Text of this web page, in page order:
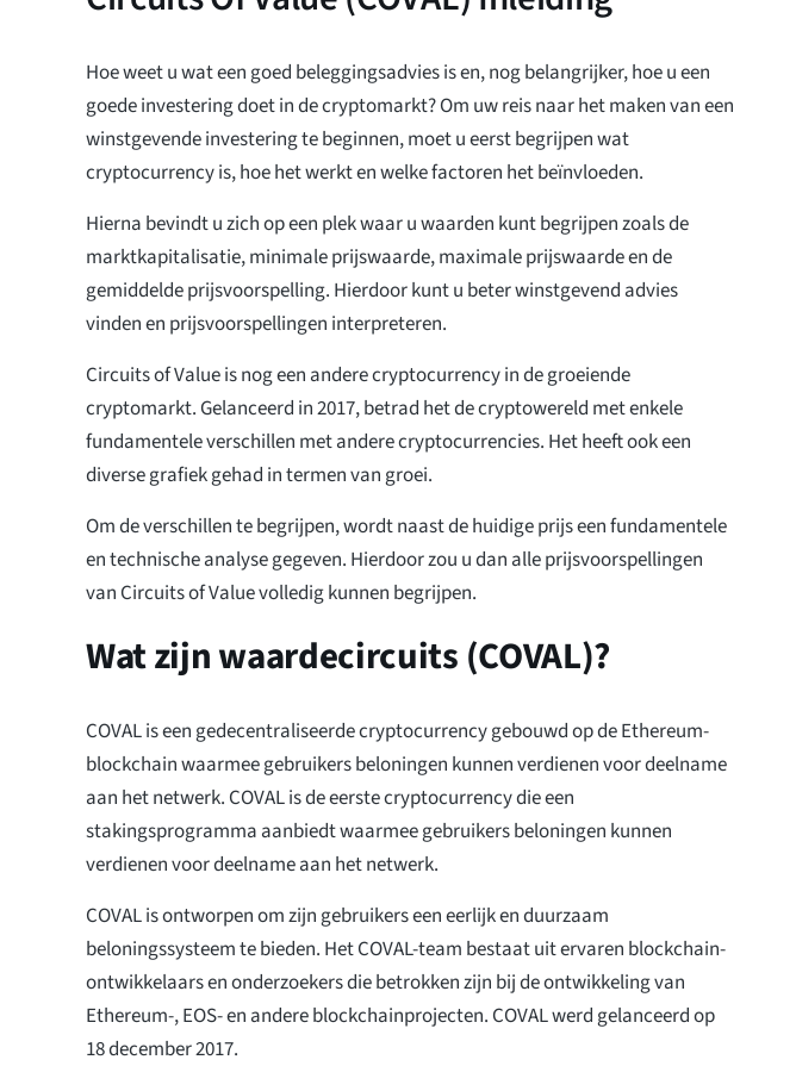
Hoe weet u wat een goed beleggingsadvies is en, nog belangrijker, hoe u een
goede investering doet in de cryptomarkt? Om uw reis naar het maken van een
winstgevende investering te beginnen, moet u eerst begrijpen wat
cryptocurrency is, hoe het werkt en welke factoren het beïnvloeden.
Hierna bevindt u zich op een plek waar u waarden kunt begrijpen zoals de
marktkapitalisatie, minimale prijswaarde, maximale prijswaarde en de
gemiddelde prijsvoorspelling. Hierdoor kunt u beter winstgevend advies
vinden en prijsvoorspellingen interpreteren.
Circuits of Value is nog een andere cryptocurrency in de groeiende
cryptomarkt. Gelanceerd in 2017, betrad het de cryptowereld met enkele
fundamentele verschillen met andere cryptocurrencies. Het heeft ook een
diverse grafiek gehad in termen van groei.
Om de verschillen te begrijpen, wordt naast de huidige prijs een fundamentele
en technische analyse gegeven. Hierdoor zou u dan alle prijsvoorspellingen
van Circuits of Value volledig kunnen begrijpen.
Wat zijn waardecircuits (COVAL)?
COVAL is een gedecentraliseerde cryptocurrency gebouwd op de Ethereum-
blockchain waarmee gebruikers beloningen kunnen verdienen voor deelname
aan het netwerk. COVAL is de eerste cryptocurrency die een
stakingsprogramma aanbiedt waarmee gebruikers beloningen kunnen
verdienen voor deelname aan het netwerk.
COVAL is ontworpen om zijn gebruikers een eerlijk en duurzaam
beloningssysteem te bieden. Het COVAL-team bestaat uit ervaren blockchain-
ontwikkelaars en onderzoekers die betrokken zijn bij de ontwikkeling van
Ethereum-, EOS- en andere blockchainprojecten. COVAL werd gelanceerd op
18 december 2017.